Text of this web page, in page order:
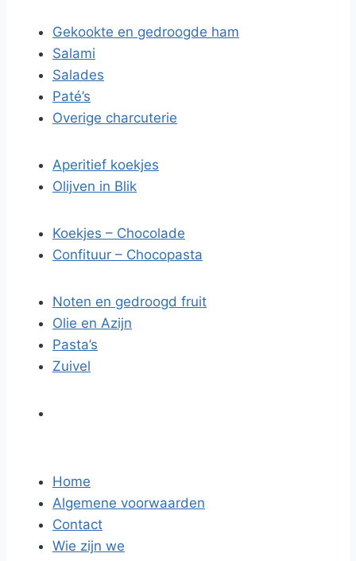
Gekookte en gedroogde ham
Salami
Salades
Paté’s
Overige charcuterie
Aperitief koekjes
Olijven in Blik
Koekjes – Chocolade
Confituur – Chocopasta
Noten en gedroogd fruit
Olie en Azijn
Pasta’s
Zuivel
Home
Algemene voorwaarden
Contact
Wie zijn we